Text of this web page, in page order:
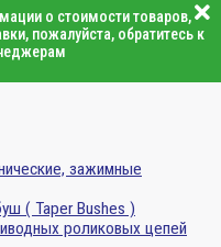
о стоимости товаров,
пожалуйста, обратитесь к
зажимные
( Taper Bushes )
роликовых цепей